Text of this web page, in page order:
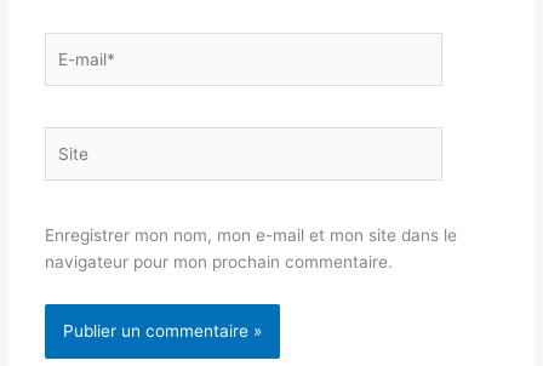
mail*
Enregistrer mon nom, mon e-mail et mon site dans le
navigateur pour mon prochain commentaire.